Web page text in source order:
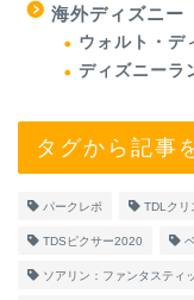
海外ディズニー
ウォルト・デ
ディズニーラ
タグから記事
パークレポ TDLクリ
TDSピクサー2020
ソアリン：ファンタスティ